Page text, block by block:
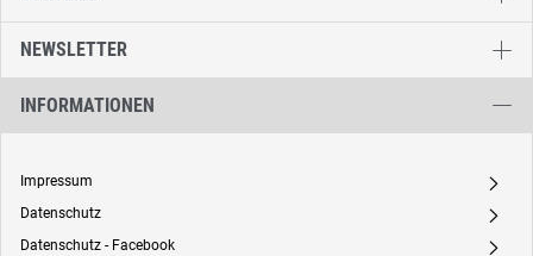
NEWSLETTER
INFORMATIONEN
Impressum A
Datenschutz A
Datenschutz - Facebook A